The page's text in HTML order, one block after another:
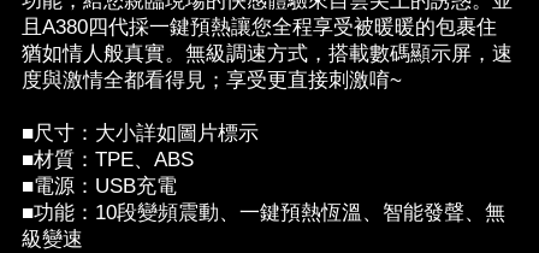
且A380四代採一鍵預熱讓您全程享受被暖暖的包裹住
猶如情人般真實。無級調速方式，搭載數碼顯示屏，速
度與激情全都看得見；享受更直接刺激唷~
■尺寸：大小詳如圖片標示
■材質：TPE、ABS
■電源：USB充電
■功能：10段變頻震動、一鍵預熱恆溫、智能發聲、無
級變速